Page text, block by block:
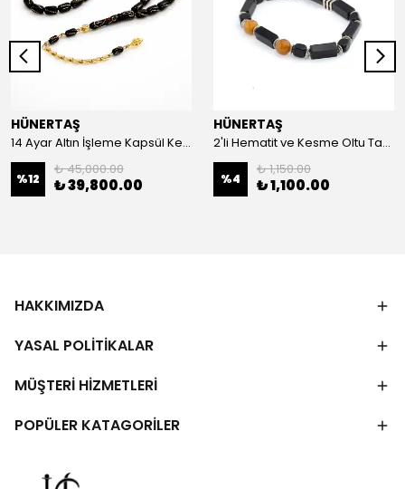
HÜNERTAŞ
14 Ayar Altın İşleme Kapsül Kesim Oltu Taşı Tespih
%12
₺ 45,000.00
₺ 39,800.00
HÜNERTAŞ
2'li Hematit ve Kesme Oltu Taşı Bileklik
%4
₺ 1,150.00
₺ 1,100.00
HAKKIMIZDA
YASAL POLİTİKALAR
MÜŞTERİ HİZMETLERİ
POPÜLER KATAGORİLER